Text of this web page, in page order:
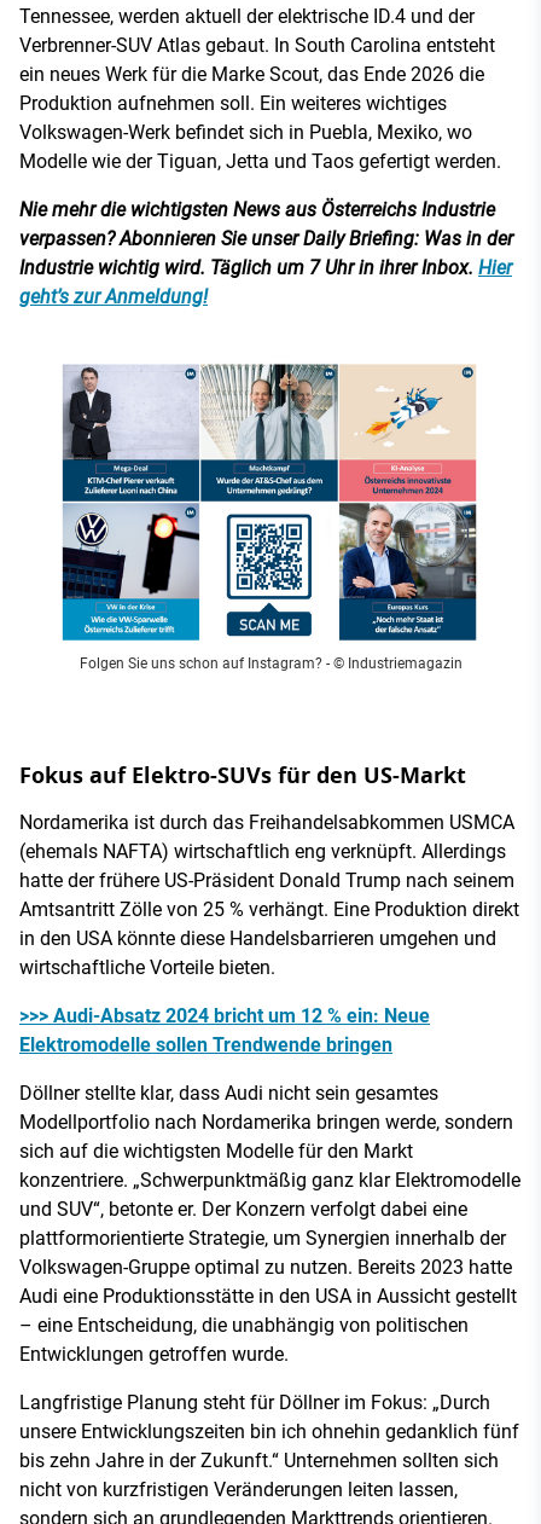
Tennessee, werden aktuell der elektrische ID.4 und der
Verbrenner-SUV Atlas gebaut. In South Carolina entsteht
ein neues Werk für die Marke Scout, das Ende 2026 die
Produktion aufnehmen soll. Ein weiteres wichtiges
Volkswagen-Werk befindet sich in Puebla, Mexiko, wo
Modelle wie der Tiguan, Jetta und Taos gefertigt werden.
Nie mehr die wichtigsten News aus Österreichs Industrie
verpassen? Abonnieren Sie unser Daily Briefing: Was in der
Industrie wichtig wird. Täglich um 7 Uhr in ihrer Inbox. Hier
geht’s zur Anmeldung!
Folgen Sie uns schon auf Instagram?- © Industriemagazin
Fokus auf Elektro-SUVs für den US-Markt
Nordamerika ist durch das Freihandelsabkommen USMCA
(ehemals NAFTA) wirtschaftlich eng verknüpft. Allerdings
hatte der frühere US-Präsident Donald Trump nach seinem
Amtsantritt Zölle von 25 % verhängt. Eine Produktion direkt
in den USA könnte diese Handelsbarrieren umgehen und
wirtschaftliche Vorteile bieten.
>>> Audi-Absatz 2024 bricht um 12 % ein: Neue
Elektromodelle sollen Trendwende bringen
Döllner stellte klar, dass Audi nicht sein gesamtes
Modellportfolio nach Nordamerika bringen werde, sondern
sich auf die wichtigsten Modelle für den Markt
konzentriere. „Schwerpunktmäßig ganz klar Elektromodelle
und SUV“, betonte er. Der Konzern verfolgt dabei eine
plattformorientierte Strategie, um Synergien innerhalb der
Volkswagen-Gruppe optimal zu nutzen. Bereits 2023 hatte
Audi eine Produktionsstätte in den USA in Aussicht gestellt
– eine Entscheidung, die unabhängig von politischen
Entwicklungen getroffen wurde.
Langfristige Planung steht für Döllner im Fokus: „Durch
unsere Entwicklungszeiten bin ich ohnehin gedanklich fünf
bis zehn Jahre in der Zukunft.“ Unternehmen sollten sich
nicht von kurzfristigen Veränderungen leiten lassen,
sondern sich an grundlegenden Markttrends orientieren.